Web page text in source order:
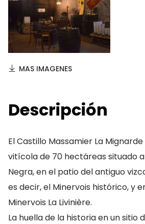
MAS IMAGENES
Descripción
El Castillo Massamier La
vitícola de 70 hectáreas situado
Negra, en el patio del antiguo
es decir, el Minervois histórico, y
Minervois La Livinière.
La huella de la historia en un sitio